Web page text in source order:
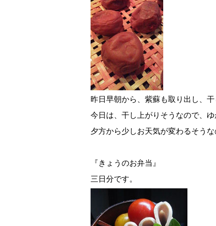
昨日早朝から、紫蘇も取り出し、干
今日は、干し上がりそうなので、ゆ
夕方から少しお天気が変わるそう
『きょうのお弁当』
三日分です。